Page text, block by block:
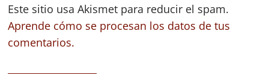
Este sitio usa Akismet para reducir el spam.
Aprende cómo se procesan los datos de tus
comentarios.